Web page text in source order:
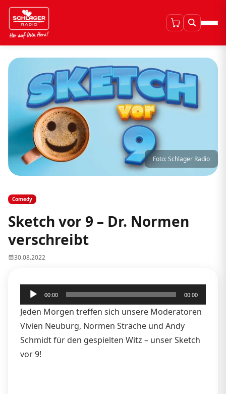
Foto: Schlager Radio
Comedy
Sketch vor 9 – Dr. Normen
verschreibt
30.08.2022
Audio-
Player
00:00 00:00
Jeden Morgen treffen sich unsere Moderatoren
Vivien Neuburg, Normen Sträche und Andy
Schmidt für den gespielten Witz – unser Sketch
vor 9!